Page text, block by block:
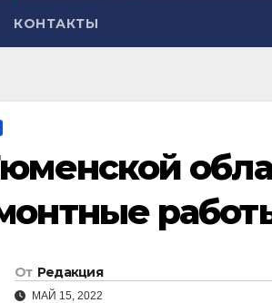
КОНТАКТЫ
От Редакция
МАЙ 15, 2022